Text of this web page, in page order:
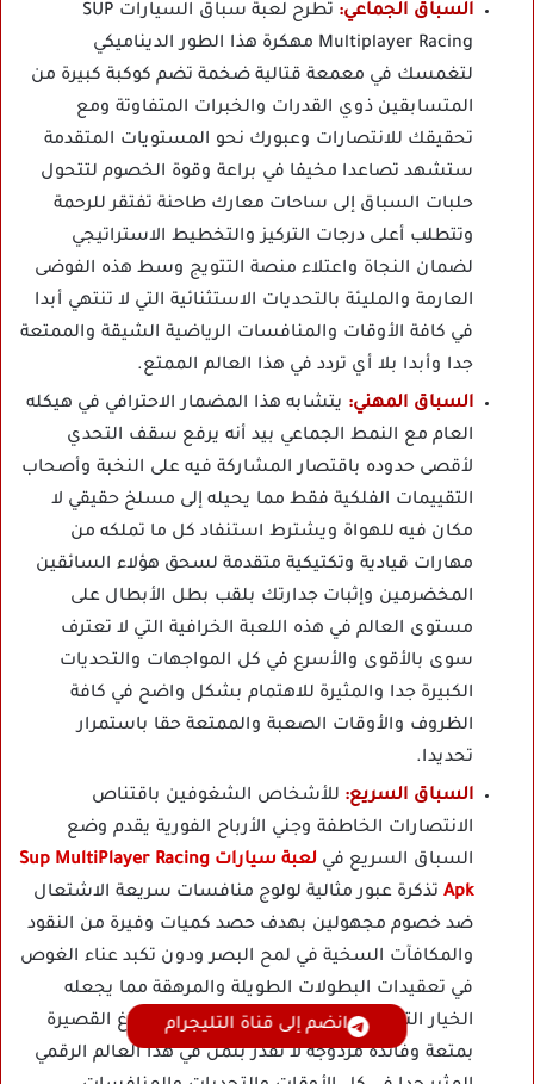
السباق الجماعي:
تطرح لعبة سباق السيارات SUP
Multiplayer Racing مهكرة هذا الطور الديناميكي
لتغمسك في معمعة قتالية ضخمة تضم كوكبة كبيرة من
المتسابقين ذوي القدرات والخبرات المتفاوتة ومع
تحقيقك للانتصارات وعبورك نحو المستويات المتقدمة
ستشهد تصاعدا مخيفا في براعة وقوة الخصوم لتتحول
حلبات السباق إلى ساحات معارك طاحنة تفتقر للرحمة
وتتطلب أعلى درجات التركيز والتخطيط الاستراتيجي
لضمان النجاة واعتلاء منصة التتويج وسط هذه الفوضى
العارمة والمليئة بالتحديات الاستثنائية التي لا تنتهي أبدا
في كافة الأوقات والمنافسات الرياضية الشيقة والممتعة
جدا وأبدا بلا أي تردد في هذا العالم الممتع.
السباق المهني: يتشابه هذا المضمار الاحترافي في هيكله
العام مع النمط الجماعي بيد أنه يرفع سقف التحدي
لأقصى حدوده باقتصار المشاركة فيه على النخبة وأصحاب
التقييمات الفلكية فقط مما يحيله إلى مسلخ حقيقي لا
مكان فيه للهواة ويشترط استنفاد كل ما تملكه من
مهارات قيادية وتكتيكية متقدمة لسحق هؤلاء السائقين
المخضرمين وإثبات جدارتك بلقب بطل الأبطال على
مستوى العالم في هذه اللعبة الخرافية التي لا تعترف
سوى بالأقوى والأسرع في كل المواجهات والتحديات
الكبيرة جدا والمثيرة للاهتمام بشكل واضح في كافة
الظروف والأوقات الصعبة والممتعة حقا باستمرار
تحديدا.
السباق السريع: للأشخاص الشغوفين باقتناص
الانتصارات الخاطفة وجني الأرباح الفورية يقدم وضع
السباق السريع في
لعبة سيارات Sup MultiPlayer Racing
Apk تذكرة عبور مثالية لولوج منافسات سريعة الاشتعال
ضد خصوم مجهولين بهدف حصد كميات وفيرة من النقود
والمكافآت السخية في لمح البصر ودون تكبد عناء الغوص
في تعقيدات البطولات الطويلة والمرهقة مما يجعله
الخيار الترفيهي الأفضل لتمضية أوقات الفراغ القصيرة
بمتعة وفائدة مزدوجة لا تقدر بثمن في هذا العالم الرقمي
انضم إلى قناة التليجرام